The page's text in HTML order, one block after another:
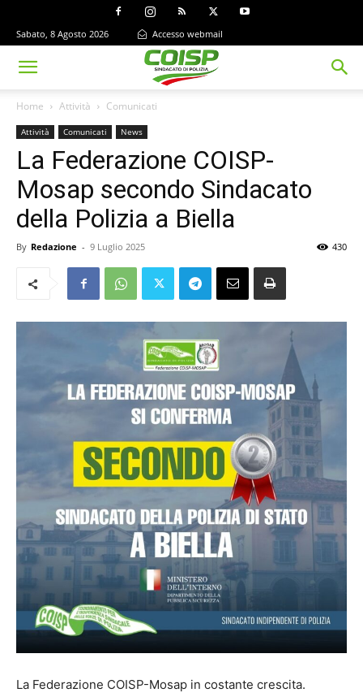
Sabato, 8 Agosto 2026 Accesso webmail
Home Attività Comunicati
Attività Comunicati News
La Federazione COISP-
Mosap secondo Sindacato
della Polizia a Biella
By Redazione - 9 Luglio 2025 430
La Federazione COISP-Mosap in costante crescita.